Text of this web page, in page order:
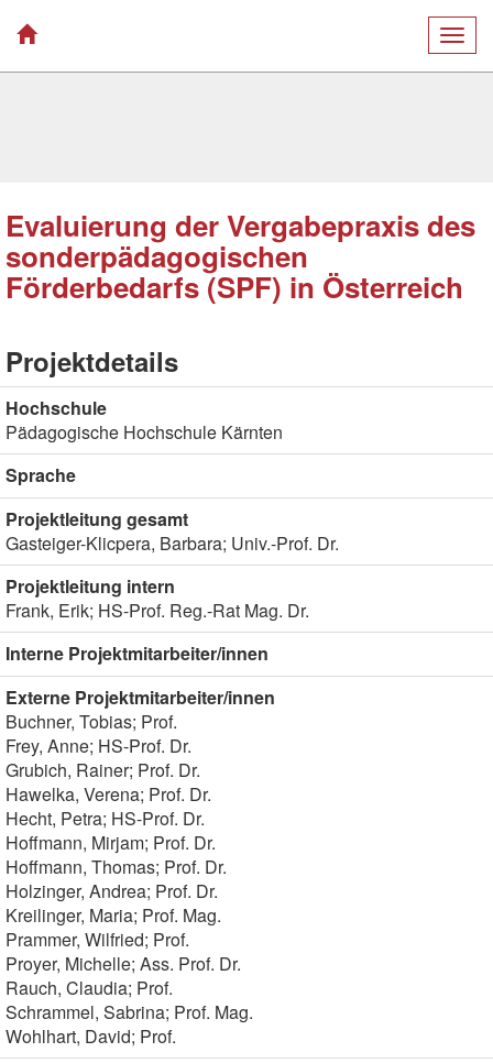
Evaluierung der Vergabepraxis des
sonderpädagogischen
Förderbedarfs (SPF) in Österreich
Projektdetails
Hochschule
Pädagogische Hochschule Kärnten
Sprache
Projektleitung gesamt
Gasteiger-Klicpera, Barbara; Univ.-Prof. Dr.
Projektleitung intern
Frank, Erik; HS-Prof. Reg.-Rat Mag. Dr.
Interne Projektmitarbeiter/innen
Externe Projektmitarbeiter/innen
Buchner, Tobias; Prof.
Frey, Anne; HS-Prof. Dr.
Grubich, Rainer; Prof. Dr.
Hawelka, Verena; Prof. Dr.
Hecht, Petra; HS-Prof. Dr.
Hoffmann, Mirjam; Prof. Dr.
Hoffmann, Thomas; Prof. Dr.
Holzinger, Andrea; Prof. Dr.
Kreilinger, Maria; Prof. Mag.
Prammer, Wilfried; Prof.
Proyer, Michelle; Ass. Prof. Dr.
Rauch, Claudia; Prof.
Schrammel, Sabrina; Prof. Mag.
Wohlhart, David; Prof.